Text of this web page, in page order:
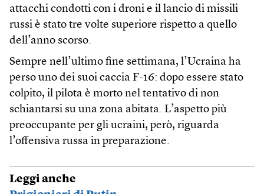
attacchi condotti con i droni e il lancio di missili
russi è stato tre volte superiore rispetto a quello
dell’anno scorso.
Sempre nell’ultimo fine settimana, l’Ucraina ha
perso uno dei suoi caccia F-16: dopo essere stato
colpito, il pilota è morto nel tentativo di non
schiantarsi su una zona abitata. L’aspetto più
preoccupante per gli ucraini, però, riguarda
l’offensiva russa in preparazione.
Leggi anche